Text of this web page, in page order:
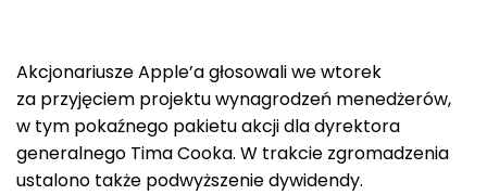
Akcjonariusze Apple’a głosowali we wtorek
za przyjęciem projektu wynagrodzeń menedżerów,
w tym pokaźnego pakietu akcji dla dyrektora
generalnego Tima Cooka. W trakcie zgromadzenia
ustalono także podwyższenie dywidendy.